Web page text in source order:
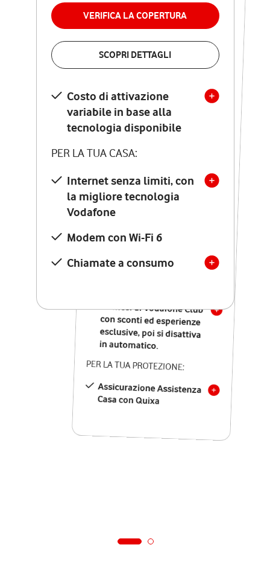
VERIFICA LA COPERTURA
SCOPRI DETTAGLI
Costo di attivazione
variabile in base alla
tecnologia disponibile
PER LA TUA CASA:
Internet senza limiti, con
la migliore tecnologia
Vodafone
Modem con Wi-Fi 6
Chiamate a consumo
permanenza
VERIFICA LA COPERTURA
Costo di attivazione
variabile in base alla
tecnologia disponibile
PER LA TUA CASA:
Internet senza limiti, con
la migliore tecnologia
Vodafone
Modem Seven con Wi-Fi 7
Chiamate illimitate verso
numeri fissi e mobili
nazionali
12 mesi di Vodafone Club
con sconti ed esperienze
esclusive, poi si disattiva
in automatico.
PER LA TUA PROTEZIONE:
Assicurazione Assistenza
Casa con Quixa